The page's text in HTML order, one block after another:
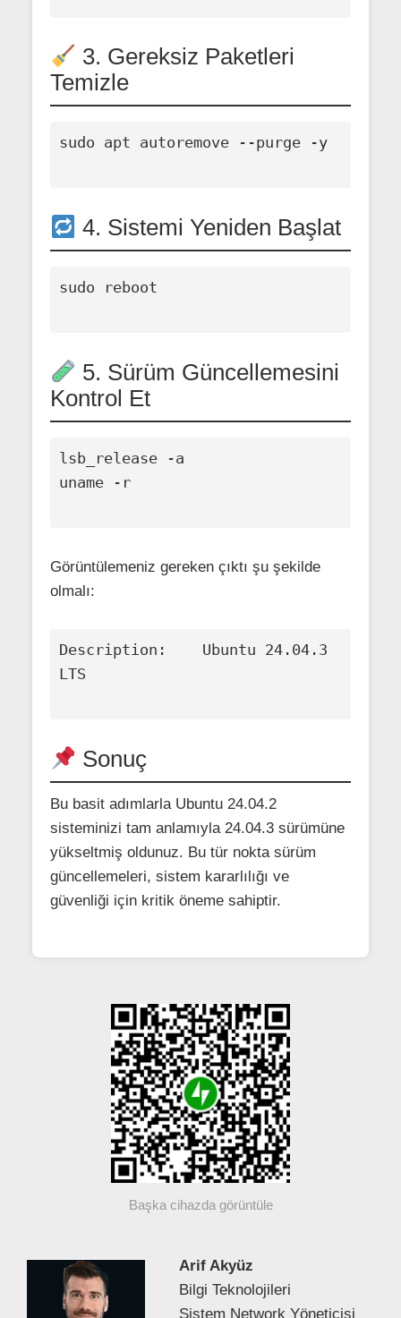
3. Gereksiz Paketleri
Temizle
sudo apt autoremove --purge -y
4. Sistemi Yeniden Başlat
sudo reboot
5. Sürüm Güncellemesini
Kontrol Et
lsb_release -a
uname -r
Görüntülemeniz gereken çıktı şu şekilde
olmalı:
Description:    Ubuntu 24.04.3
LTS
Sonuç
Bu basit adımlarla Ubuntu 24.04.2
sisteminizi tam anlamıyla 24.04.3 sürümüne
yükseltmiş oldunuz. Bu tür nokta sürüm
güncellemeleri, sistem kararlılığı ve
güvenliği için kritik öneme sahiptir.
Başka cihazda görüntüle
Arif Akyüz
Bilgi Teknolojileri
Sistem Network Yöneticisi